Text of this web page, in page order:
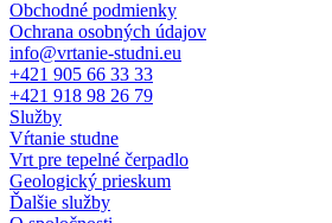
Obchodné podmienky
Ochrana osobných údajov
info@vrtanie-studni.eu
+421 905 66 33 33
+421 918 98 26 79
Služby
Vŕtanie studne
Vrt pre tepelné čerpadlo
Geologický prieskum
Ďalšie služby